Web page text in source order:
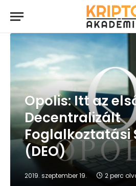
Opolis: Itt az
Decentralizált
Foglalkoztatási
(DEO)
2019. szeptember 19. 2 perc